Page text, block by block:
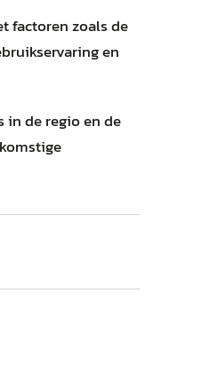
factoren zoals de
en
in de regio en de